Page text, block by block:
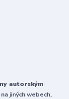
autorským
jiných webech,